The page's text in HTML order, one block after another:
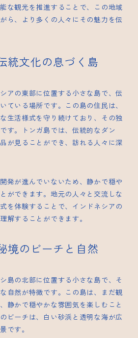
な観光を推進することで、この地域
ら、より多くの人々にその魅力を伝
統文化の息づく島
アの東部に位置する小さな島で、伝
ている場所です。この島の住民は、
生活様式を守り続けており、その独
す。トンガ島では、伝統的なダン
が見ることができ、訪れる人々に深
発が進んでいないため、静かで穏や
ができます。地元の人々と交流しな
を体験することで、インドネシアの
解することができます。
境のビーチと自然
島の北部に位置する小さな島で、そ
自然が特徴です。この島は、まだ観
静かで穏やかな雰囲気を楽しむこと
ビーチは、白い砂浜と透明な海が広
です。